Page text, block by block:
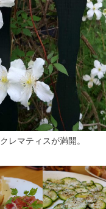
クレマティスが満開。